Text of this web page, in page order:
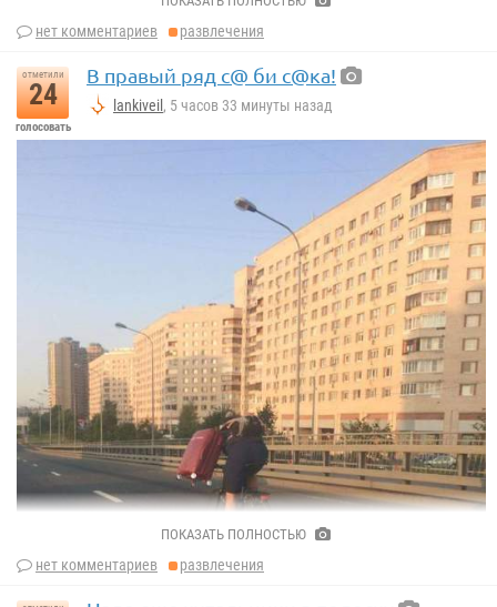
нет комментариев развлечения
отметили
24
голосовать
В правый ряд с@ би с@ка!
lankiveil , 5 часов 33 минуты назад
ПОКАЗАТЬ ПОЛНОСТЬЮ
нет комментариев развлечения